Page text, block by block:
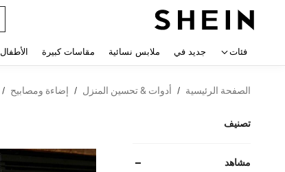
فئات جديد في ملابس نسائية مقاسات كبيرة الأطفال
الصفحة الرئيسية / أدوات & تحسين المنزل / إضاءة ومصابيح /
تصنيف
مشاهد